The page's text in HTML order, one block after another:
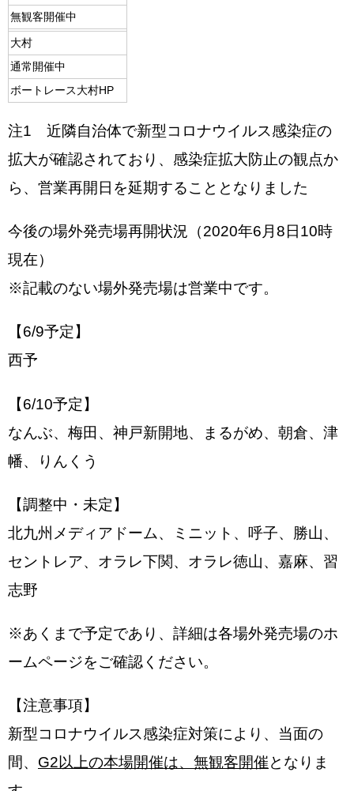
無観客開催中
大村
通常開催中
ボートレース大村HP
注1 近隣自治体で新型コロナウイルス感染症の
拡大が確認されており、感染症拡大防止の観点か
ら、営業再開日を延期することとなりました
今後の場外発売場再開状況（2020年6月8日10時
現在）
※記載のない場外発売場は営業中です。
【6/9予定】
西予
【6/10予定】
なんぶ、梅田、神戸新開地、まるがめ、朝倉、津
幡、りんくう
【調整中・未定】
北九州メディアドーム、ミニット、呼子、勝山、
セントレア、オラレ下関、オラレ徳山、嘉麻、習
志野
※あくまで予定であり、詳細は各場外発売場のホ
ームページをご確認ください。
【注意事項】
新型コロナウイルス感染症対策により、当面の
間、 G2以上の本場開催は、無観客開催となりま